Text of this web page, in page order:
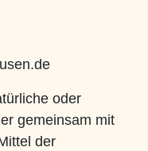
oder
gemeinsam mit
der